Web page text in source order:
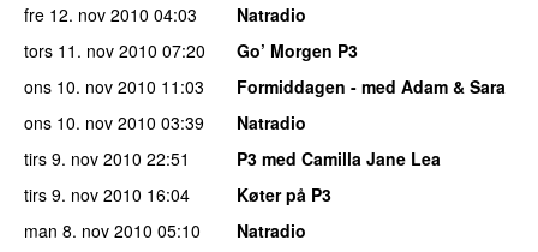
fre 12. nov 2010 04:03
Natradio
tors 11. nov 2010 07:20
Go’ Morgen P3
ons 10. nov 2010 11:03
Formiddagen - med Adam & Sara
ons 10. nov 2010 03:39
Natradio
tirs 9. nov 2010 22:51
P3 med Camilla Jane Lea
tirs 9. nov 2010 16:04
Køter på P3
man 8. nov 2010 05:10
Natradio